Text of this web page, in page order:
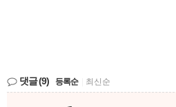
댓글(9) 등록순 최신순